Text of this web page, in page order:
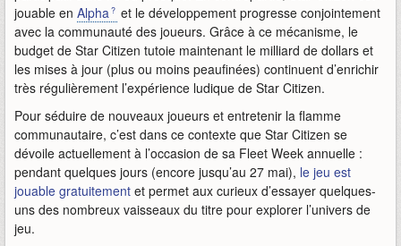
jouable en Alpha
et le développement progresse conjointement
avec la communauté des joueurs. Grâce à ce mécanisme, le
budget de Star Citizen tutoie maintenant le milliard de dollars et
les mises à jour (plus ou moins peaufinées) continuent d’enrichir
très régulièrement l’expérience ludique de Star Citizen.
Pour séduire de nouveaux joueurs et entretenir la flamme
communautaire, c’est dans ce contexte que Star Citizen se
dévoile actuellement à l’occasion de sa Fleet Week annuelle :
pendant quelques jours (encore jusqu’au 27 mai), le jeu est
jouable gratuitement et permet aux curieux d’essayer quelques-
uns des nombreux vaisseaux du titre pour explorer l’univers de
jeu.